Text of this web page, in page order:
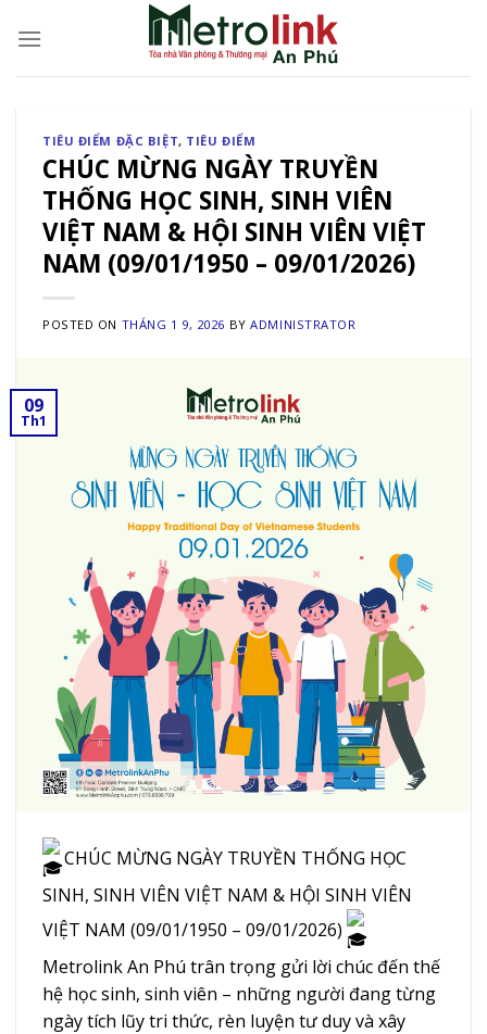
TIÊU ĐIỂM ĐẶC BIỆT, TIÊU ĐIỂM
CHÚC MỪNG NGÀY TRUYỀN
THỐNG HỌC SINH, SINH VIÊN
VIỆT NAM & HỘI SINH VIÊN VIỆT
NAM (09/01/1950 – 09/01/2026)
POSTED ON THÁNG 1 9, 2026 BYADMINISTRATOR
09
Th1
CHÚC MỪNG NGÀY TRUYỀN THỐNG HỌC
SINH, SINH VIÊN VIỆT NAM & HỘI SINH VIÊN
VIỆT NAM (09/01/1950 – 09/01/2026)
Metrolink An Phú trân trọng gửi lời chúc đến thế
hệ học sinh, sinh viên – những người đang từng
ngày tích lũy tri thức, rèn luyện tư duy và xây